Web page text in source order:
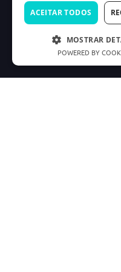
Ao se cadastrar,
ACEITAR TODOS
MOSTRAR
POWERED BY